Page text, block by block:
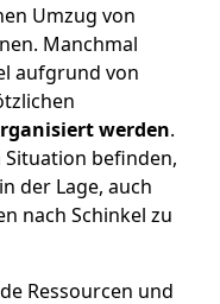
Umzug von
Manchmal
aufgrund von
werden.
Situation befinden,
der Lage, auch
nach Schinkel zu
Ressourcen und